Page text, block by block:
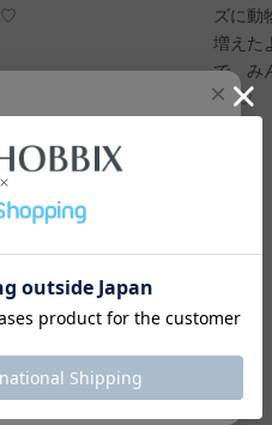
ズに動
増えた
で、み
わ”♡
全70商品中
×
用いただける全品10％OFF
コピー